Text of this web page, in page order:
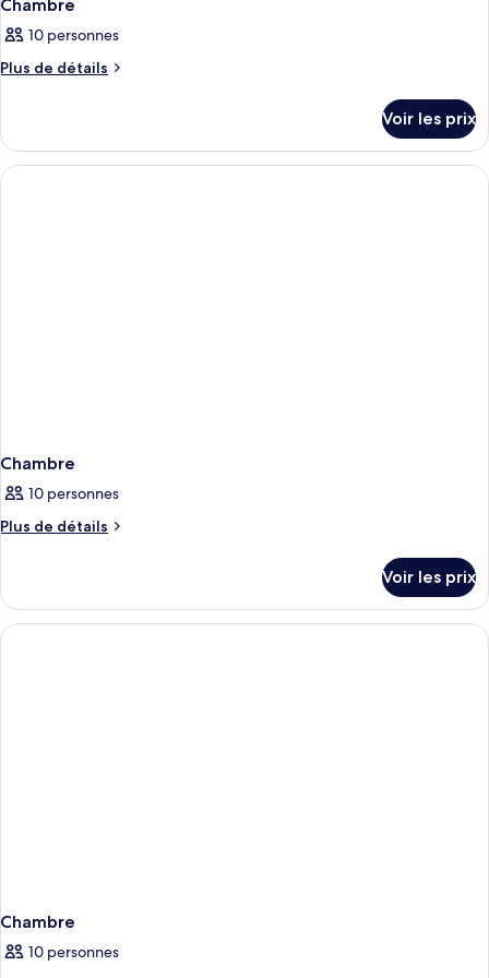
Chambre
10 personnes
Plus de détails
Plus
le
type
de
Voir les prix
Chambre
10 personnes
Plus de détails
Plus
le
type
de
Voir les prix
Chambre
10 personnes